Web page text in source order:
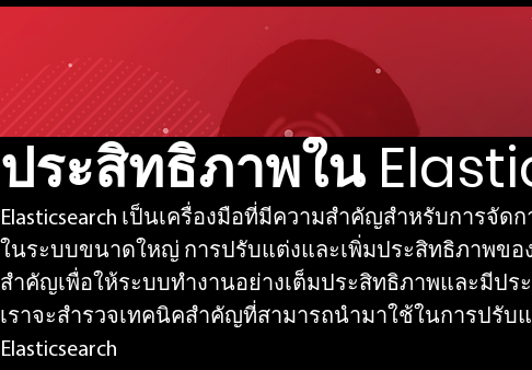
เทคนิคการปรับแต่งแ
ประสิทธิภาพใน
Elasticsearch เป็นเครื่องมือที่มีความสำคัญสำหรับการจั
ในระบบขนาดใหญ่ การปรับแต่งและเพิ่มประสิทธิภาพของ
สำคัญเพื่อให้ระบบทำงานอย่างเต็มประสิทธิภาพและมีป
เราจะสำรวจเทคนิคสำคัญที่สามารถนำมาใช้ในการปรับ
Elasticsearch